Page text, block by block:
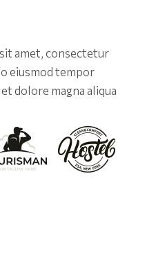
amet, consectetur
eiusmod tempor
dolore magna aliqua